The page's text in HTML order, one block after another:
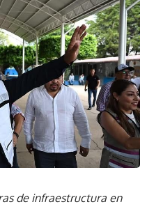
de infraestructura en